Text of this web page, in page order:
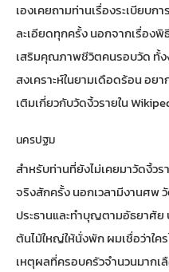
เองเคยถามท่านเรื่องระเบียบ
ละเอียดทุกครั้ง นอกจากเรื่อง
เสริมคุณภาพชีวิตคนรอบวัด ทั้ง
สงเคราะห์ในยามเดือดร้อน อย
เติมเกี่ยวกับวัดงิ้วรายใน
นครปฐม
สำหรับท่านที่ยังไม่เคยมาวัดงิ้ว
จริงสักครั้ง นอกเวลามีงานศพ
ประธานและทำบุญตามอัธยาศัย
ต้นไม้ใหญ่ให้นั่งพัก ผมเชื่อว่าใค
เหตุผลที่ครอบครัวจำนวนมาก